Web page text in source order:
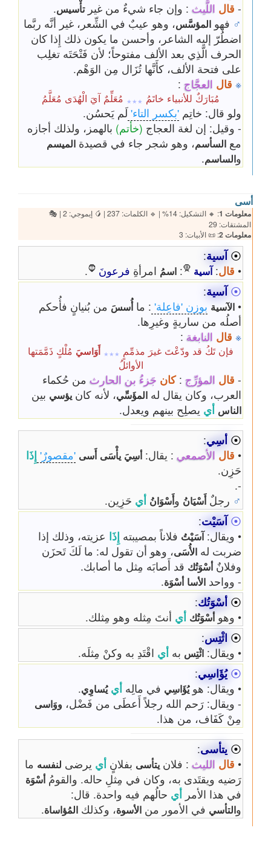
- قال اللَّيث : وإن جاء شيءٌ من غير تأْسيس.
♂ فهو المؤسَّس، وهو عيبٌ في الشِّعر، غير أنَّه ربَّما
اضطُرّ إليه الشاعر، وأحسن ما يكون ذلك إِذا كان
الحرف الَّذِي بعد الألف مفتوحاً؛ لأن فَتْحَتَه تغلِب
على فتحة الألف، كأَنَّها تُزَال مِن الوَهْم.
※ قال العجَّاج :
مُبَارَكٌ للأنبياء خاتَمُ ٭٭٭مُعَلِّمٌ آيَ الْهُدَى مُعَلَّمُ
ولو قال: خاتِم 'بكسر التاء'لَم يَحسُن.
- وقيل: إن لغة العجاج (خأتم) بالهمز، ولذلك أجازه
مع السأسم، وهو شجر جاء في قصيدة الميسم
والساسم.
أسى
معلومات 1
: 🔸 التشكيل: 14% | 🔹 الكلمات: 237 | 🥭 إيموجي: 2 | 🎭
المشتقات: 29
معلومات 2 : 📜 الأبيات: 3
⦿ آسية:
• قال:آسية 🧕
: اسمُامرأةِ فرعونَ 🧔
.
⦿ آسية:
• الآسية بوزن 'فاعِلة' : ما أُسسَمن بُنيانٍ فأُحكم
أصلُه من ساريةٍ وغيرِها.
※ قال النابغة :
فإن تَكُ قد ودّعْتَ غيرَ مذمِّمٍ ٭٭٭ أَوَاسيَمُلْكٍ ذَمَّمَتها
الأوائلُ
- قال المؤرِّج : كان جَزءُ بن الحارث من حُكماء
العرب، وكان يقال له المؤَسِّي، لأنه كان يؤسيبين
الناسأييصلِح بينهم ويعدل.
⦿ أسِي:
• قال الأصمعي : يقال: أسِيَ يأْسَى أَسى 'مقصورٌ' إِذَا
حَزِن.
-.
♂ رجلٌ أَسْيَانُوأَسْوَانُأيحَزِين.
⦿ آسَيْت:
• ويقال:آسَيْتُفلاناً بمصيبتهإِذَاعزيته، وذلك إذا
ضربت له الأُسَى، وهو أن تقول له: ما لَكَ تَحزَن
وفلانٌ أسْوَتُكقد أَصابَه مِثل ما أصابك.
- وواحد الأسا أسْوَة.
⦿ أسْوَتُك:
• وهوأسْوَتُكأيأنتَ مِثله وهو مِثلك.
⦿ ائْتِس:
• ويقال: ائْتِسبهأياقْتَدِ به وكنْ مِثلَه.
⦿ يُؤَاسِي:
• ويقال: هو يُؤَاسِيفي مالِهأي يُساوِي.
- ويقال: رَحم الله رجلاً أَعطَى من فَضْل، ووَاسى
مِنْ كَفَاف، من هذا.
⦿ يتأسى:
• قال الليث : فلان يتأسىبفلانٍأييرضى لنفسهما
رَضيه ويقتَدى به، وكان في مِثلِ حاله. والقومُ أسْوَة
في هذا الأمر أيحالُهم فيه واحدة. قال:
والتأسيفي الأمور من الأسوة، وكذلك المُؤاساة.